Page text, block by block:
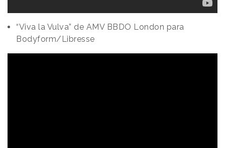
“Viva la Vulva” de AMV BBDO London para
Bodyform/Libresse